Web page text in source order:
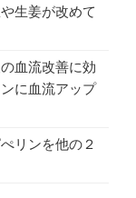
生姜が改めて
血流改善に効
に血流アップ
リンを他の２